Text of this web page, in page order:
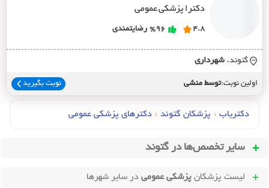
دکترا پزشکی عمومی
4.8
%96 رضایتمندی
گتوند، شهرداري
اولین نوبت:توسط منشی نوبت بگیرید
دکتریاب › پزشکان گتوند › دکترهای پزشکي عمومي
سایر تخصص‌ها در گتوند
لیست پزشکان پزشکی عمومی در سایر شهرها